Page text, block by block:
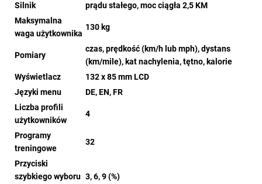
Silnik
prądu stałego, moc ciągła 2,5 KM
Maksymalna
waga użytkownika
130 kg
Pomiary
czas, prędkość (km/h lub mph), dystans
(km/mile), kat nachylenia, tętno, kalorie
Wyświetlacz
132 x 85 mm LCD
Języki menu
DE, EN, FR
Liczba profili
użytkowników
4
Programy
treningowe
32
Przyciski
szybkiego wyboru 3, 6, 9 (%)